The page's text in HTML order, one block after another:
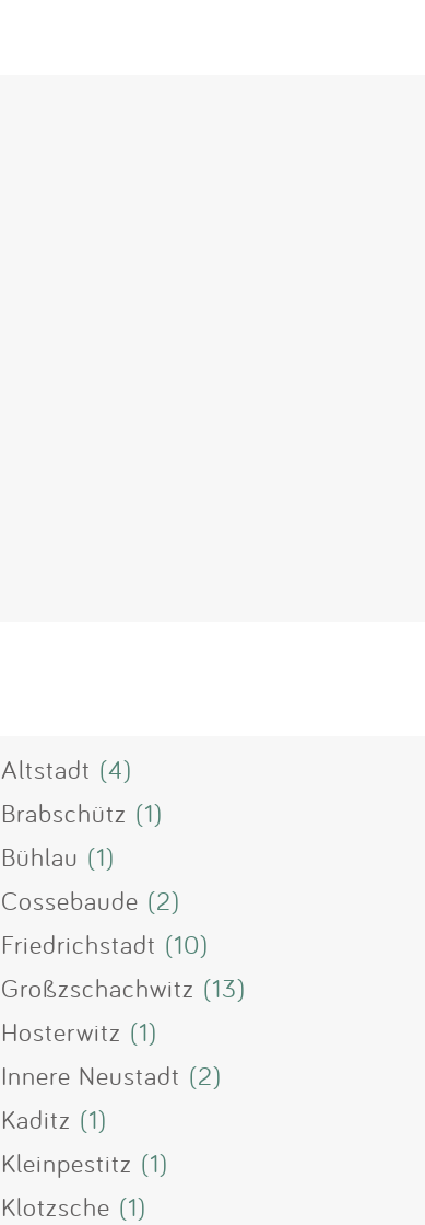
Altstadt (4)
Brabschütz (1)
Bühlau (1)
Cossebaude (2)
Friedrichstadt (10)
Großzschachwitz (13)
Hosterwitz (1)
Innere Neustadt (2)
Kaditz (1)
Kleinpestitz (1)
Klotzsche (1)